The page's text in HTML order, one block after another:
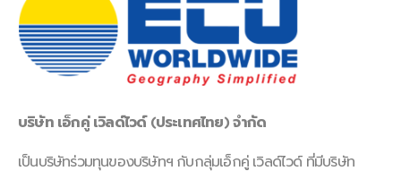
บริษัท เอ็กคู่ เวิลด์ไวด์ (ประเทศไทย) จำกัด
เป็นบริษัทร่วมทุนของบริษัทฯ กับกลุ่มเอ็กคู่ เวิลด์ไวด์ ที่มีบริษัท